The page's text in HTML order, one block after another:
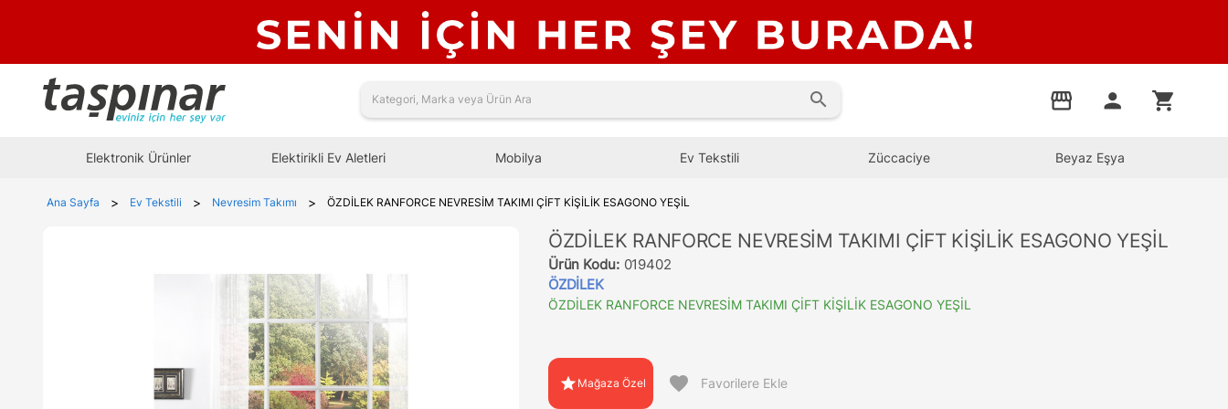
search storefront person shopping_cart
Elektronik Ürünler Elektirikli Ev Aletleri Mobilya Ev Tekstili Züccaciye Beyaz Eşya
Ana Sayfa > Ev Tekstili > Nevresim Takımı > ÖZDİLEK RANFORCE NEVRESİM TAKIMI ÇİFT KİŞİLİK ESAGONO YEŞİL
ÖZDİLEK RANFORCE NEVRESİM TAKIMI ÇİFT KİŞİLİK ESAGONO YEŞİL
Ürün Kodu: 019402
ÖZDİLEK
ÖZDİLEK RANFORCE NEVRESİM TAKIMI ÇİFT KİŞİLİK ESAGONO YEŞİL
star Mağaza Özel favorite Favorilere Ekle